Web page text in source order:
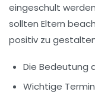
eingeschult
sollten Eltern
positiv zu
Die Bedeutung
Wichtige